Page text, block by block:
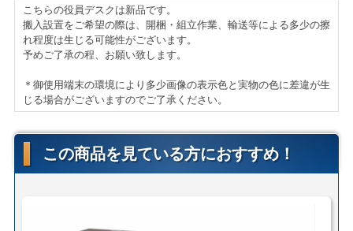
■カギ２本付（ロックは右袖のみになります）
＊サイズ・型番等の詳細はページ下部に記載がございま
す。
【送料・配送について】
入可）
こちらの役員デスクは新品です。
搬入設置をご希望の際は、開梱・組立作業、輸送等による多少の擦
れ程度は生じる可能性がございます。
予めご了承の程、お願い致します。
＊御使用端末の環境により多少画像の表示色と実物の色に差違が生
じる場合がございますのでご了承ください。
この商品を見ている方におすすめ！